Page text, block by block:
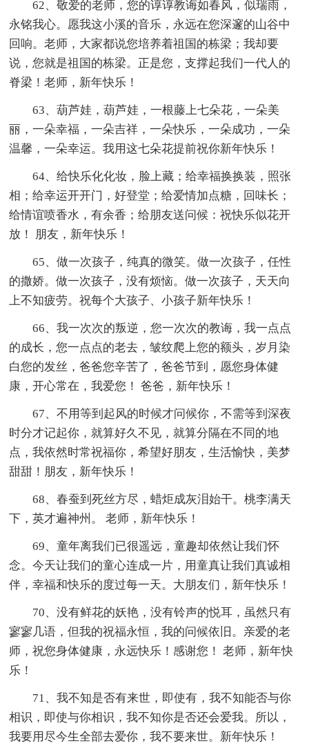
62、敬爱的老师，您的谆谆教诲如春风，似瑞雨，
永铭我心。愿我这小溪的音乐，永远在您深邃的山谷中
回响。老师，大家都说您培养着祖国的栋梁；我却要
说，您就是祖国的栋梁。正是您，支撑起我们一代人的
脊梁！老师，新年快乐！
63、葫芦娃，葫芦娃，一根藤上七朵花，一朵美
丽，一朵幸福，一朵吉祥，一朵快乐，一朵成功，一朵
温馨，一朵幸运。我用这七朵花提前祝你新年快乐！
64、给快乐化化妆，脸上藏；给幸福换换装，照张
相；给幸运开开门，好登堂；给爱情加点糖，回味长；
给情谊喷香水，有余香；给朋友送问候：祝快乐似花开
放！ 朋友，新年快乐！
65、做一次孩子，纯真的微笑。做一次孩子，任性
的撒娇。做一次孩子，没有烦恼。做一次孩子，天天向
上不知疲劳。祝每个大孩子、小孩子新年快乐！
66、我一次次的叛逆，您一次次的教诲，我一点点
的成长，您一点点的老去，皱纹爬上您的额头，岁月染
白您的发丝，爸爸您辛苦了，爸爸节到，愿您身体健
康，开心常在，我爱您！ 爸爸，新年快乐！
67、不用等到起风的时候才问候你，不需等到深夜
时分才记起你，就算好久不见，就算分隔在不同的地
点，我依然时常祝福你，希望好朋友，生活愉快，美梦
甜甜！朋友，新年快乐！
68、春蚕到死丝方尽，蜡炬成灰泪始干。桃李满天
下，英才遍神州。 老师，新年快乐！
69、童年离我们已很遥远，童趣却依然让我们怀
念。今天让我们的童心连成一片，用童真让我们真诚相
伴，幸福和快乐的度过每一天。大朋友们，新年快乐！
70、没有鲜花的妖艳，没有铃声的悦耳，虽然只有
寥寥几语，但我的祝福永恒，我的问候依旧。亲爱的老
师，祝您身体健康，永远快乐！感谢您！ 老师，新年快
乐！
71、我不知是否有来世，即使有，我不知能否与你
相识，即使与你相识，我不知你是否还会爱我。所以，
我要用尽今生全部去爱你，我不要来世。新年快乐！